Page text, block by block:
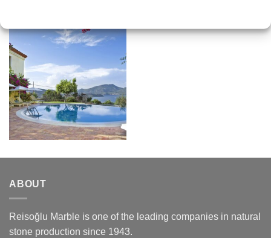
ABOUT
Reisoğlu Marble is one of the leading companies in natural
stone production since 1943.